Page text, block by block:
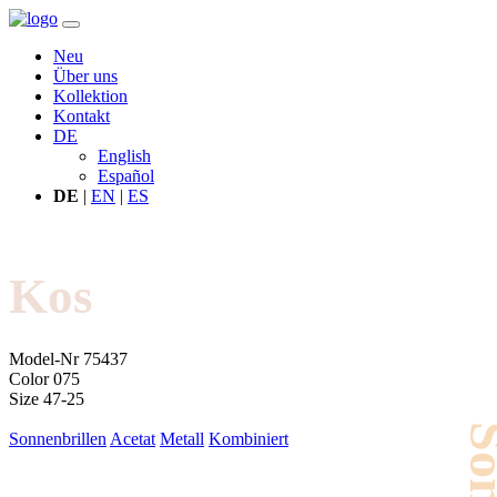
Neu
Über uns
Kollektion
Kontakt
DE
English
Español
DE | EN | ES
Kos
Model-Nr 75437
Color075
Size 47-25
Sonnenbrillen Acetat Metall Kombiniert